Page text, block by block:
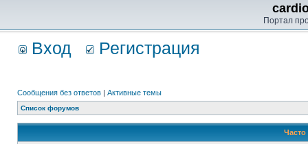
Портал
Вход Регистрация
Сообщения без ответов | Активные темы
Список форумов